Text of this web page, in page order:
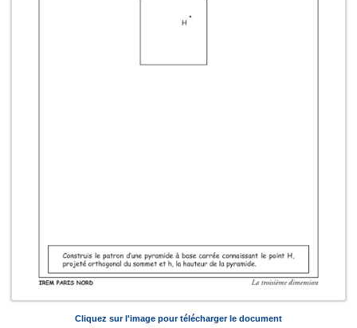
Cliquez sur l'image pour télécharger le document